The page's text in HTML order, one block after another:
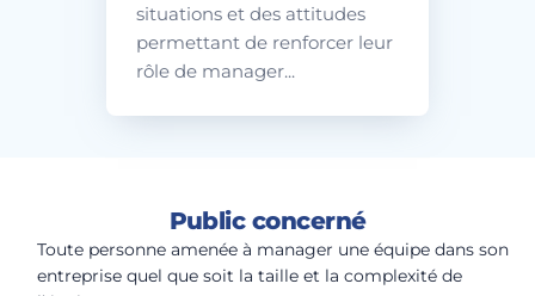
situations et des attitudes
permettant de renforcer leur
rôle de manager...
Public concerné
Toute personne amenée à manager une équipe dans son
entreprise quel que soit la taille et la complexité de